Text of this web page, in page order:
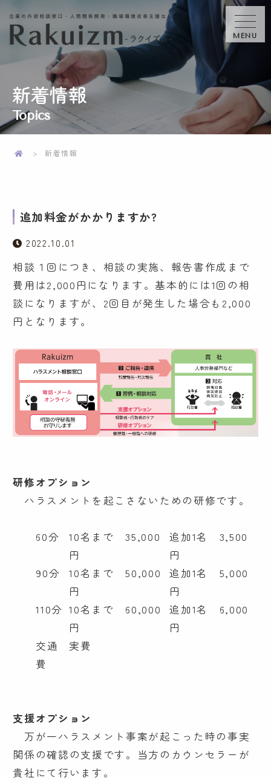
MENU
新着情報
Topics
新着情報
追加料金がかかりますか?
2022.10.01
相談１回につき、相談の実施、報告書作成まで
費用は2,000円になります。基本的には1回の相
談になりますが、2回目が発生した場合も2,000
円となります。
研修オプション
ハラスメントを起こさないための研修です。
60分
10名まで 35,000
円
追加1名 3,500
円
90分
10名まで 50,000
円
追加1名 5,000
円
110分 10名まで 60,000
円
追加1名 6,000
円
交通
費
実費
支援オプション
万が一ハラスメント事案が起こった時の事実
関係の確認の支援です。当方のカウンセラーが
貴社にて行います。